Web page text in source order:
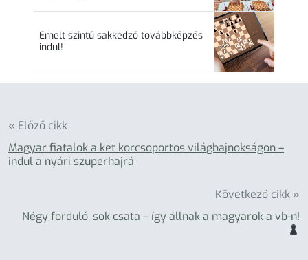
Emelt szintű sakkedző továbbképzés
indul!
« Előző cikk
Magyar fiatalok a két korcsoportos világbajnokságon –
indul a nyári szuperhajrá
Következő cikk »
Négy forduló, sok csata – így állnak a magyarok a vb-n!